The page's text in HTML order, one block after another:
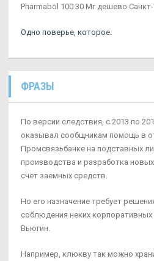
Pharmabol 100 30 Мг дешево
Одно поверье, которое.
ФРАЗЫ
По версии следствия, с 2013 по
оказывал сообщникам помощь в
Промсвязьбанке на подставных
производства и разработка
счёт заемных средств.
Но его назначение требует
соблюдения неких
Вьюгин.
Например, клюкву так можно